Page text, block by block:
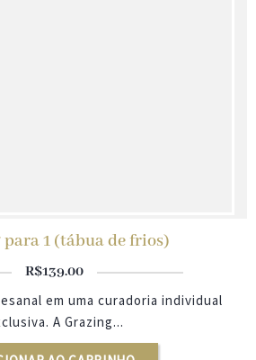
1 (tábua de frios)
R$139.00
em uma curadoria individual
A Grazing...